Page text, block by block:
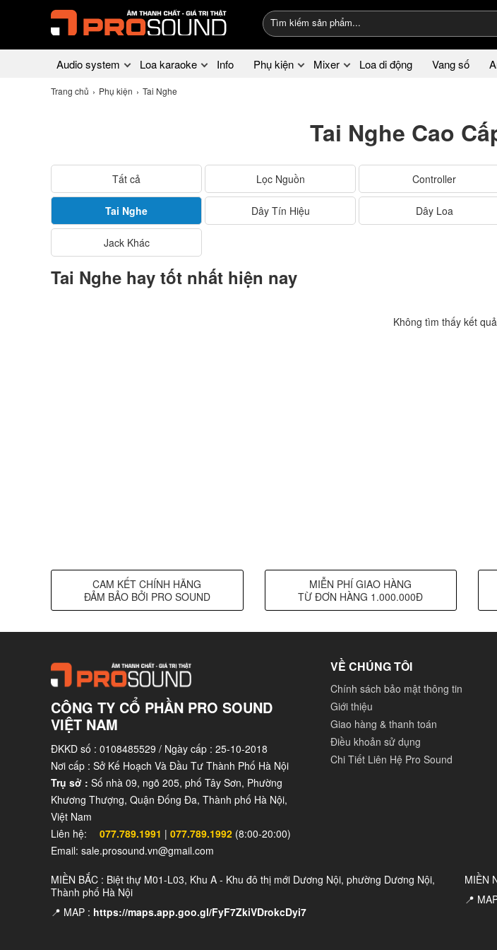
Audio system Loa karaoke Info Phụ kiện Mixer Loa di động Vang số
Trang chủ Phụ kiện Tai Nghe
Tai Nghe Cao
Tất cả Lọc Nguồn Controller
Tai Nghe Dây Tín Hiệu Dây Loa
Jack Khác
Tai Nghe hay tốt nhất hiện nay
Không tìm thấy kết
CAM KẾT CHÍNH HÃNG
ĐẢM BẢO BỞI PRO SOUND
MIỄN PHÍ GIAO HÀNG
TỪ ĐƠN HÀNG 1.000.000Đ
CÔNG TY CỔ PHẦN PRO SOUND
VIỆT NAM
ĐKKD số : 0108485529 / Ngày cấp : 25-10-2018
Nơi cấp : Sở Kế Hoạch Và Đầu Tư Thành Phố Hà Nội
Trụ sở : Số nhà 09, ngõ 205, phố Tây Sơn, Phường
Khương Thượng, Quận Đống Đa, Thành phố Hà Nội,
Việt Nam
Liên hệ:
077.789.1991 | 077.789.1992 (8:00-20:00)
Email: sale.prosound.vn@gmail.com
VỀ CHÚNG TÔI
Chính sách bảo mật thông tin
Giới thiệu
Giao hàng & thanh toán
Điều khoản sử dụng
Chi Tiết Liên Hệ Pro Sound
MIỀN BẮC : Biệt thự M01-L03, Khu A - Khu đô thị mới Dương Nội, phường Dương Nội,
Thành phố Hà Nội
📍 MAP : https://maps.app.goo.gl/FyF7ZkiVDrokcDyi7
MIỀN
📍